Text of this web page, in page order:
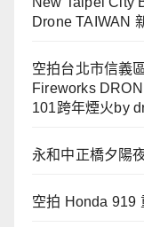
Drone TAIWAN
空拍台北市信義
Fireworks
101跨年煙火by
永和中正橋夕陽
空拍 Honda 919